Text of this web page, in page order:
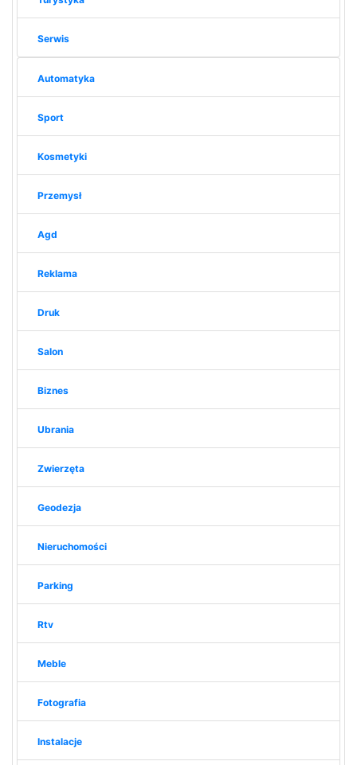
Serwis
Automatyka
Sport
Kosmetyki
Przemysł
Agd
Reklama
Druk
Salon
Biznes
Ubrania
Zwierzęta
Geodezja
Nieruchomości
Parking
Rtv
Meble
Fotografia
Instalacje